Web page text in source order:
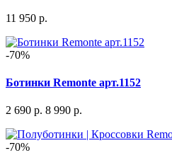
11 950 р.
-70%
Ботинки Remonte арт.1152
2 690 р. 8 990 р.
-70%